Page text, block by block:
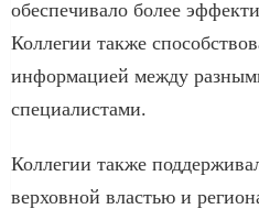
обеспечивало более
Коллегии также
информацией между
специалистами.
Коллегии также
верховной властью и